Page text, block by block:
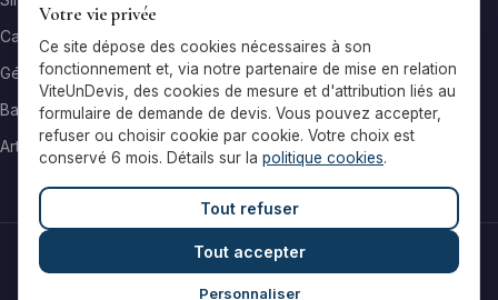
Calculateur surface
Générateur galerie
Baromètre de prix
Artisans par ville
© 2026 Reflets & Matières — Tous droits réservés
Mentions légales
Cookies
Votre vie privée
Ce site dépose des cookies nécessaires à son
fonctionnement et, via notre partenaire de mise en relation
ViteUnDevis, des cookies de mesure et d'attribution liés au
formulaire de demande de devis. Vous pouvez accepter,
refuser ou choisir cookie par cookie. Votre choix est
conservé 6 mois. Détails sur la politique cookies.
Tout refuser
Tout accepter
Personnaliser